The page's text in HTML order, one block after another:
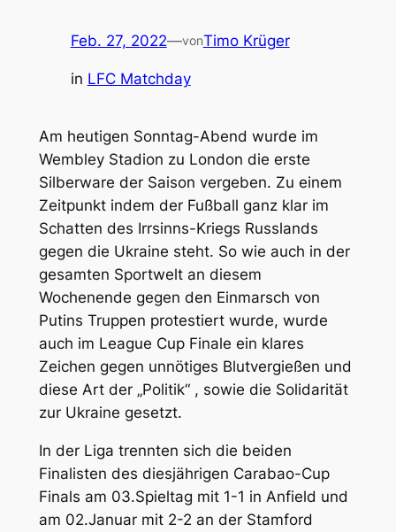
Feb. 27, 2022—vonTimo Krüger
in LFC Matchday
Am heutigen Sonntag-Abend wurde im
Wembley Stadion zu London die erste
Silberware der Saison vergeben. Zu einem
Zeitpunkt indem der Fußball ganz klar im
Schatten des Irrsinns-Kriegs Russlands
gegen die Ukraine steht. So wie auch in der
gesamten Sportwelt an diesem
Wochenende gegen den Einmarsch von
Putins Truppen protestiert wurde, wurde
auch im League Cup Finale ein klares
Zeichen gegen unnötiges Blutvergießen und
diese Art der „Politik“ , sowie die Solidarität
zur Ukraine gesetzt.
In der Liga trennten sich die beiden
Finalisten des diesjährigen Carabao-Cup
Finals am 03.Spieltag mit 1-1 in Anfield und
am 02.Januar mit 2-2 an der Stamford